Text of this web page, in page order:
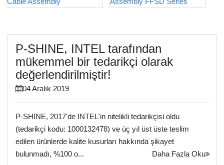
P-SHINE, INTEL tarafından
mükemmel bir tedarikçi olarak
değerlendirilmiştir!
04 Aralık 2019
P-SHINE, 2017'de INTEL'in nitelikli tedarikçisi oldu
(tedarikçi kodu: 1000132478) ve üç yıl üst üste teslim
edilen ürünlerde kalite kusurları hakkında şikayet
bulunmadı, %100 o...
Daha Fazla Oku